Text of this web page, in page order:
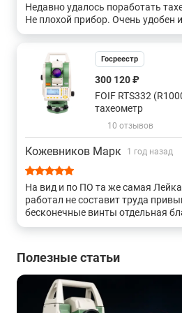
С лазерным центриром и
С точностью 2" и бесконечными
С точностью 2" и
С лазерным центриром и
С точностью 3" и
С лазерным центриром и
Недавно удалось поработать
Не плохой прибор. Очень удобен
Госреестр
300 120 ₽
FOIF RTS332
тахеометр
10 отзывов
Кожевников Марк 1 год назад
На вид и по ПО та же самая
работал не составит труда
бесконечные винты отдельная
быстрых измерений на корпусе
Полезные статьи